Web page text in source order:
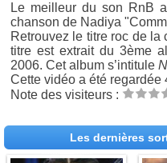
Le meilleur du son RnB
chanson de Nadiya
Retrouvez le titre roc de
titre est extrait du 3ème
2006. Cet album s’intitule
Cette vidéo a été regardée
Note des visiteurs :
Les dernières